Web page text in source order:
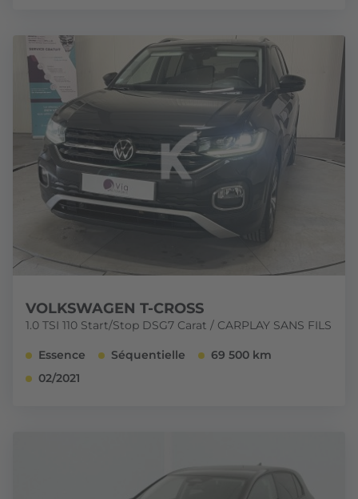
VOLKSWAGEN T-CROSS
1.0 TSI 110 Start/Stop DSG7 Carat / CARPLAY SANS FILS
Essence Séquentielle
69 500 km
02/2021